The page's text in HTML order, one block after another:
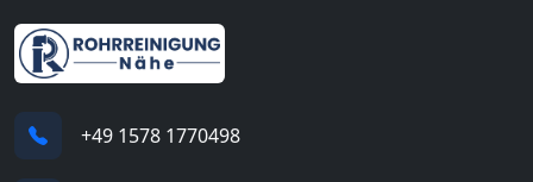
+49 1578 1770498